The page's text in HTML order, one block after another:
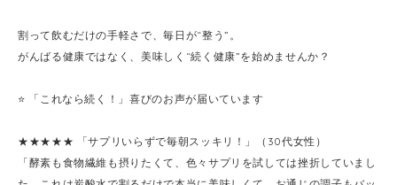
割って飲むだけの手軽さで、毎日が“整う”。
がんばる健康ではなく、美味しく“続く健康”を始めませんか？
⭐️ 「これなら続く！」喜びのお声が届いています
★★★★★ 「サプリいらずで毎朝スッキリ！」（30代女性）
「酵素も食物繊維も摂りたくて、色々サプリを試しては挫折していまし